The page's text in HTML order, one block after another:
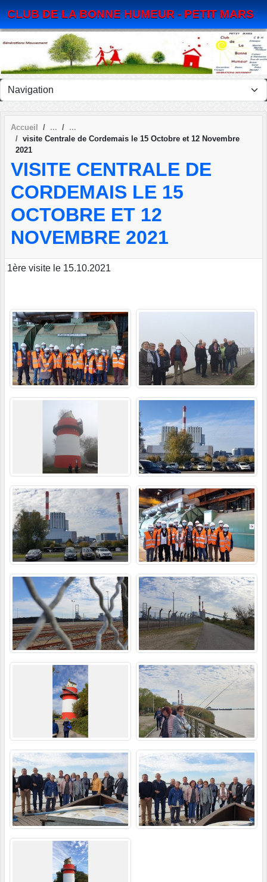
CLUB DE LA BONNE HUMEUR - PETIT MARS
Accueil
visite Centrale de Cordemais le 15 Octobre et 12 Novembre
2021
VISITE CENTRALE DE
CORDEMAIS LE 15
OCTOBRE ET 12
NOVEMBRE 2021
1ère visite le 15.10.2021